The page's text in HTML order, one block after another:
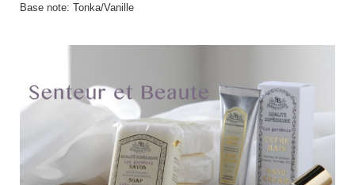
Base note: Tonka/Vanille